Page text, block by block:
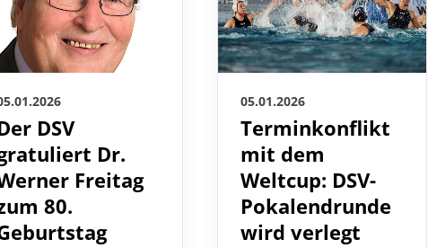
DSV
Dr.
Freitag
80.
05.01.2026
Terminkonflikt
mit dem
Weltcup: DSV-
Pokalendrunde
wird verlegt